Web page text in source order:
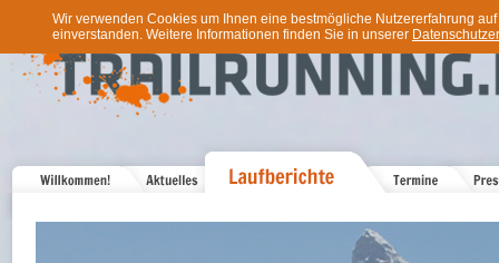
Wir verwenden Cookies um Ihnen eine bestmögliche Nutzererfahrung
einverstanden. Weitere Informationen finden Sie in unserer